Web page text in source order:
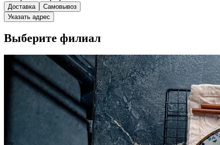
Доставка
Самовывоз
Указать адрес
Выберите филиал